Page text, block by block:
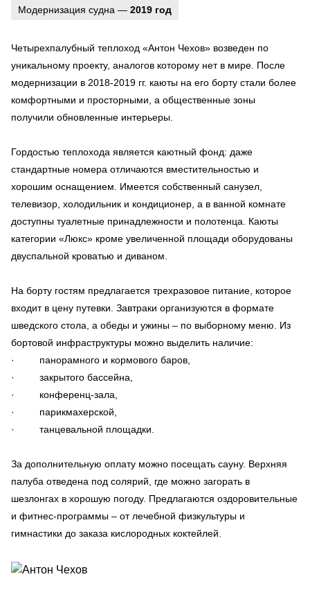
Модернизация судна — 2019 год
Четырехпалубный теплоход «Антон Чехов» возведен по
уникальному проекту, аналогов которому нет в мире. После
модернизации в 2018-2019 гг. каюты на его борту стали более
комфортными и просторными, а общественные зоны
получили обновленные интерьеры.
Гордостью теплохода является каютный фонд: даже
стандартные номера отличаются вместительностью и
хорошим оснащением. Имеется собственный санузел,
телевизор, холодильник и кондиционер, а в ванной комнате
доступны туалетные принадлежности и полотенца. Каюты
категории «Люкс» кроме увеличенной площади оборудованы
двуспальной кроватью и диваном.
На борту гостям предлагается трехразовое питание, которое
входит в цену путевки. Завтраки организуются в формате
шведского стола, а обеды и ужины – по выборному меню. Из
бортовой инфраструктуры можно выделить наличие:
· панорамного и кормового баров,
· закрытого бассейна,
· конференц-зала,
· парикмахерской,
· танцевальной площадки.
За дополнительную оплату можно посещать сауну. Верхняя
палуба отведена под солярий, где можно загорать в
шезлонгах в хорошую погоду. Предлагаются оздоровительные
и фитнес-программы – от лечебной физкультуры и
гимнастики до заказа кислородных коктейлей.